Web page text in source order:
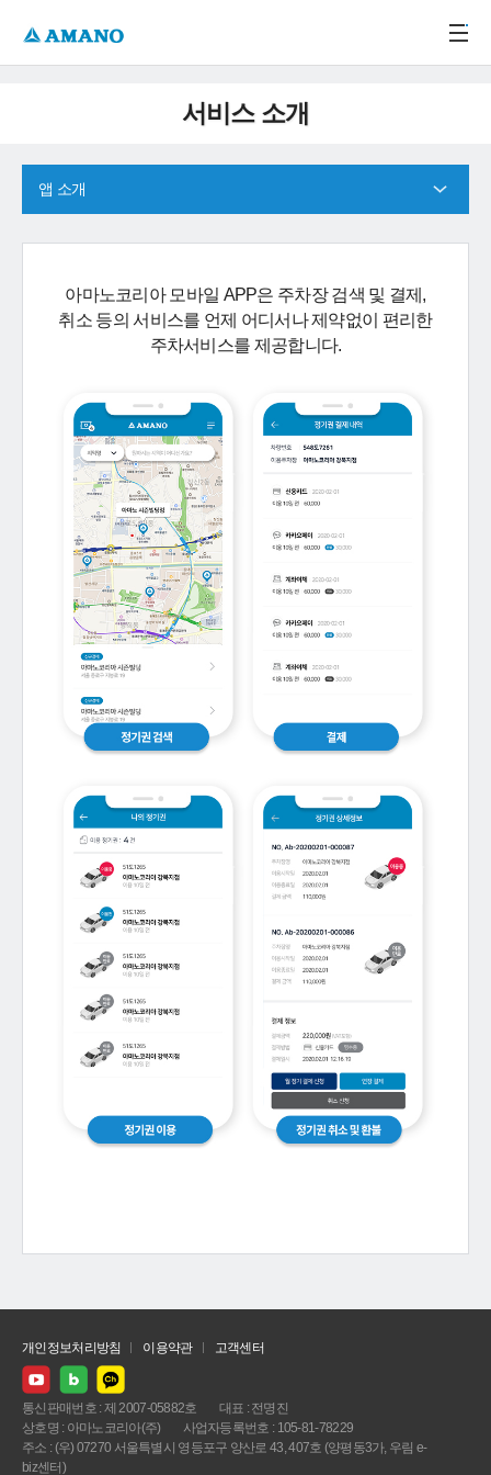
서비스 소개
앱 소개
아마노코리아 모바일 APP은 주차장 검색 및 결제,
취소 등의 서비스를 언제 어디서나 제약없이 편리한
주차서비스를 제공합니다.
개인정보처리방침 이용약관 고객센터
통신판매번호 : 제 2007-05882호
대표 : 전명진
상호명 : 아마노코리아(주)
사업자등록번호 : 105-81-78229
주소 : (우) 07270 서울특별시 영등포구 양산로 43, 407호 (양평동3가, 우림 e-
biz센터)